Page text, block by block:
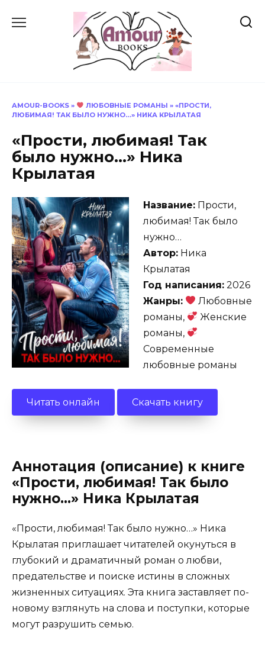
AMOUR-BOOKS » ЛЮБОВНЫЕ РОМАНЫ » «ПРОСТИ,
ЛЮБИМАЯ! ТАК БЫЛО НУЖНО…» НИКА КРЫЛАТАЯ
«Прости, любимая! Так
было нужно…» Ника
Крылатая
Название: Прости,
любимая! Так было
нужно…
Автор: Ника
Крылатая
Год написания: 2026
Жанры:
Любовные
романы,
Женские
романы,
Современные
любовные романы
Читать онлайн Скачать книгу
Аннотация (описание) к книге
«Прости, любимая! Так было
нужно…» Ника Крылатая
«Прости, любимая! Так было нужно…» Ника
Крылатая приглашает читателей окунуться в
глубокий и драматичный роман о любви,
предательстве и поиске истины в сложных
жизненных ситуациях. Эта книга заставляет по-
новому взглянуть на слова и поступки, которые
могут разрушить семью.